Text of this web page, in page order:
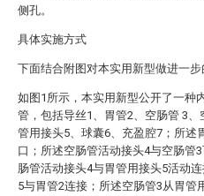
侧孔。
具体实施方式
下面结合附图对本实用新型做进一步
如图1所示，本实用新型公开了一种
管，包括导丝1、胃管2、空肠管 3、
管用接头5、球囊6、充盈腔7；所述
口；所述空肠管活动接头4与空肠管
肠管活动接头4与胃管用接头5活动
5与胃管2连接；所述空肠管3从胃管